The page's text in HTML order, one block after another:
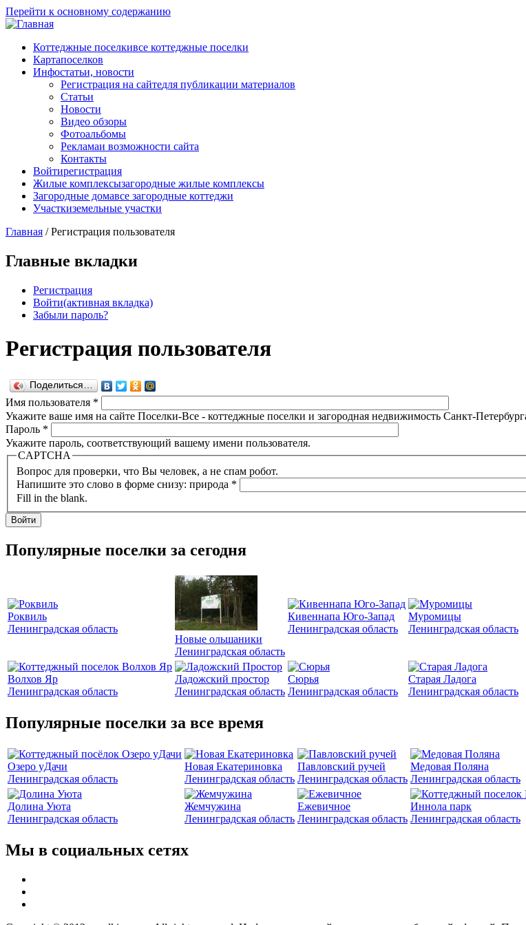
Перейти к основному содержанию
Коттеджные поселкивсе коттеджные поселки
Картапоселков
Инфостатьи, новости
Регистрация на сайтедля публикации материалов
Статьи
Новости
Видео обзоры
Фотоальбомы
Рекламаи возможности сайта
Контакты
Войтирегистрация
Жилые комплексызагородные жилые комплексы
Загородные домавсе загородные коттеджи
Участкиземельные участки
Главная /Регистрация пользователя
Главные вкладки
Регистрация
Войти(активная вкладка)
Забыли пароль?
Регистрация пользователя
Поделиться…
Имя пользователя *
Укажите ваше имя на сайте Поселки-Все - коттеджные поселки и загородная недвижимость Санкт-
Пароль *
Укажите пароль, соответствующий вашему имени пользователя.
CAPTCHA
Вопрос для проверки, что Вы человек, а не спам робот.
Напишите это слово в форме снизу: природа *
Fill in the blank.
Популярные поселки за сегодня
Роквиль
Ленинградская область
Новые ольшаники
Ленинградская область
Кивеннапа Юго-Запад
Ленинградская область
Муромицы
Ленинградская область
Волхов Яр
Ленинградская область
Ладожский простор
Ленинградская область
Сюрья
Ленинградская область
Старая Ладога
Ленинградская область
Популярные поселки за все время
Озеро уДачи
Ленинградская область
Новая Екатериновка
Ленинградская область
Павловский ручей
Ленинградская область
Медовая Поляна
Ленинградская область
Долина Уюта
Ленинградская область
Жемчужина
Ленинградская область
Ежевичное
Ленинградская область
Иннола парк
Ленинградская область
Мы в социальных сетях